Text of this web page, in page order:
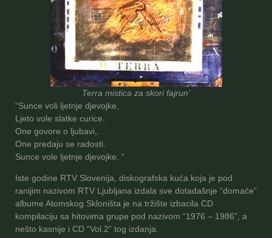
Terra mistica za skori fajrun’
“Sunce voli ljetnje djevojke,
Ljeto vole slatke curice.
One govore o ljubavi,
One predaju se radosti.
Sunce vole ljetnje djevojke. “
Iste godine RTV Slovenija, diskografska kuća koja je pod
ranijim nazivom RTV Ljubljana izdala sve dotadašnje “domaće”
albume Atomskog Skloništa je na tržište izbacila CD
kompilaciju sa hitovima grupe pod nazivom “1976 – 1986”, a
nešto kasnije i CD “Vol.2” tog izdanja.